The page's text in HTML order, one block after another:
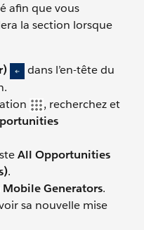
afin que vous
la section lorsque
dans l’en-tête du
, recherchez et
All Opportunities
.
Mobile Generators.
sa nouvelle mise